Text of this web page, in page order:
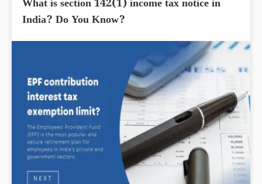
What is section 142(1) income tax notice in
India? Do You Know?